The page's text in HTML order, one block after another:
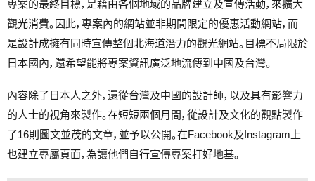
專案的最終目標，是藉由各個地域的品牌建立及宣傳活動，來擴大
觀光消費。因此，專案內的網站並非期間限定的優惠活動網站，而
是設計成擁有同時宣傳整個北海道潛力的觀光網站。目標不局限於
日本國內，還希望能將專案資訊廣泛地流傳到中國及台灣。
內容除了日本人之外，還從台灣及中國的設計師，以及具有影響力
的人士的視角來製作。在短短兩個月間，從設計及文化的觀點製作
了16則圖文並茂的文章，並予以公開。在Facebook及Instagram上
也建立專屬頁面，為讓他們自行宣傳專案打好地基。